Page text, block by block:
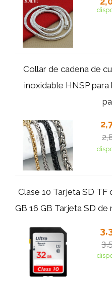
Collar de cadena de
inoxidable HNSP
Clase 10 Tarjeta SD TF
GB 16 GB Tarjeta SD de